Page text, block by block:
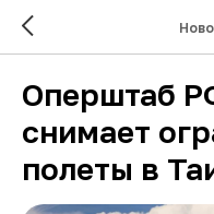
Оперштаб
снимает
полеты в